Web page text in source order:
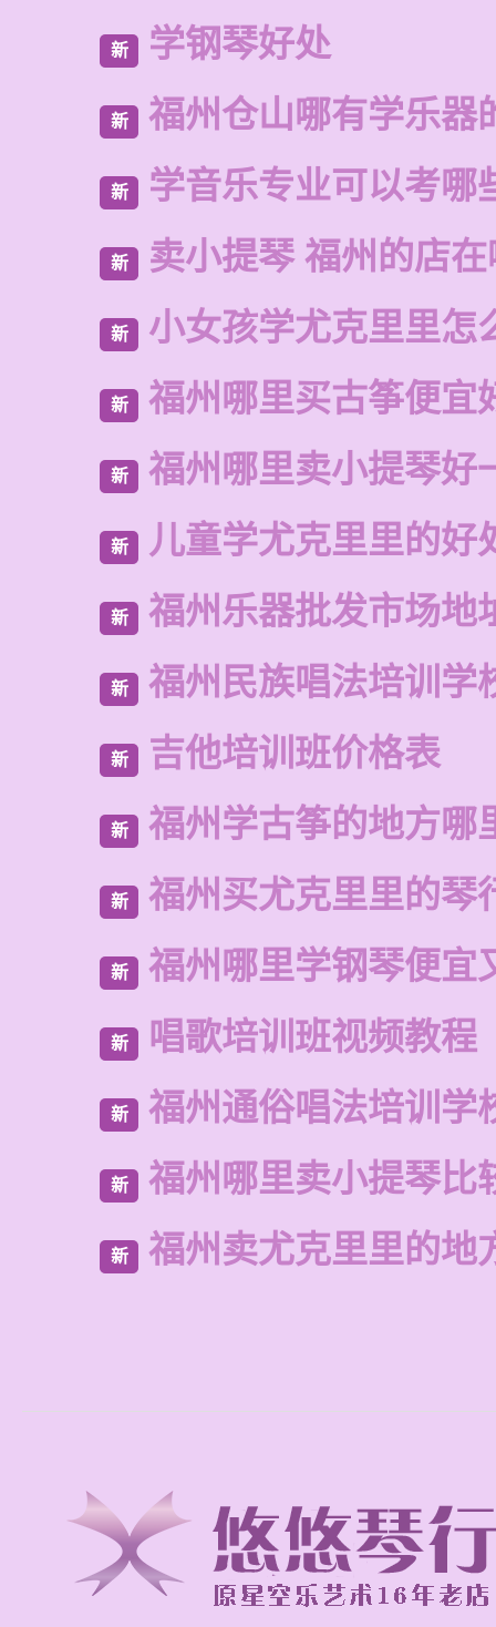
新 学钢琴好处
新 福州仓山哪有学乐器
新 学音乐专业可以考哪
新 卖小提琴 福州的店
新 小女孩学尤克里里怎
新 福州哪里买古筝便宜
新 福州哪里卖小提琴好
新 儿童学尤克里里的好
新 福州乐器批发市场地
新 福州民族唱法培训学
新 吉他培训班价格表
新 福州学古筝的地方哪
新 福州买尤克里里的琴
新 福州哪里学钢琴便宜
新 唱歌培训班视频教程
新 福州通俗唱法培训学
新 福州哪里卖小提琴比
新 福州卖尤克里里的地